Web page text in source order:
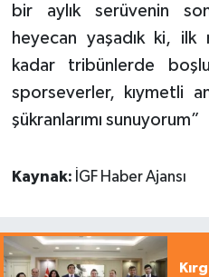
bir aylık serüvenin
heyecan yaşadık ki, ilk
kadar tribünlerde
sporseverler, kıymetli
şükranlarımı sunuyorum”
Kaynak: İGF Haber Ajansı